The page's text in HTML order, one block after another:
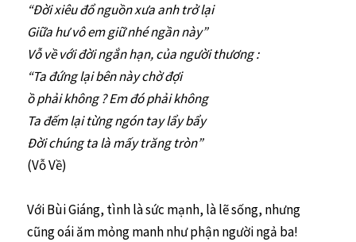
“Đời xiêu đổ nguồn xưa anh trở lại
Giữa hư vô em giữ nhé ngần này”
Vỗ về với đời ngắn hạn, của người thương :
“Ta đứng lại bên này chờ đợi
ồ phải không ? Em đó phải không
Ta đếm lại từng ngón tay lẩy bẩy
Đời chúng ta là mấy trăng tròn”
(Vỗ Về)
Với Bùi Giáng, tình là sức mạnh, là lẽ sống, nhưng
cũng oái ăm mỏng manh như phận người ngả ba!